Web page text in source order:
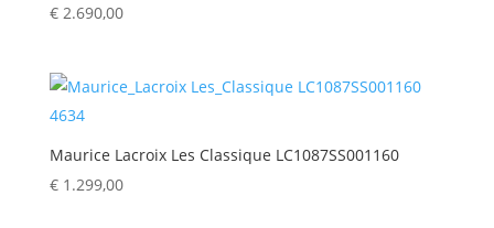
€2.690,00
Maurice Lacroix Les Classique LC1087SS001160
€1.299,00